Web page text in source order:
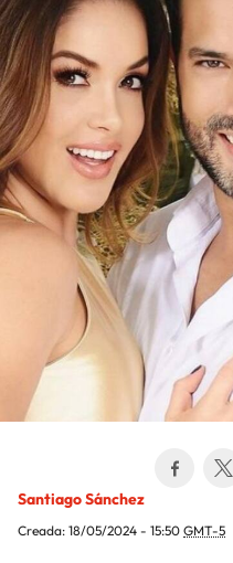
Santiago Sánchez
Creada: 18/05/2024 - 15:50 GMT-5